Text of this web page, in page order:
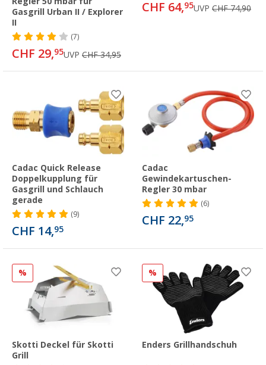
Gasgrill Urban II / Explorer
II
(7)
CHF 29,95UVP CHF 34,95
CHF 64,95UVP CHF 74,90
Cadac Quick Release
Doppelkupplung für
Gasgrill und Schlauch
gerade
(9)
CHF 14,95
Cadac
Gewindekartuschen-
Regler 30 mbar
(6)
CHF 22,95
%
Skotti Deckel für Skotti
Grill
%
Enders Grillhandschuh